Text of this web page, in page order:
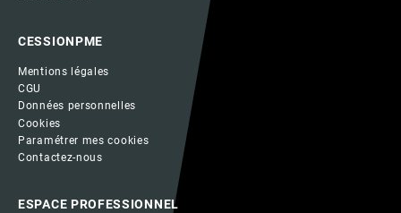
CESSIONPME
Mentions légales
CGU
Données personnelles
Cookies
Paramétrer mes cookies
Contactez-nous
ESPACE PROFESSIONNEL